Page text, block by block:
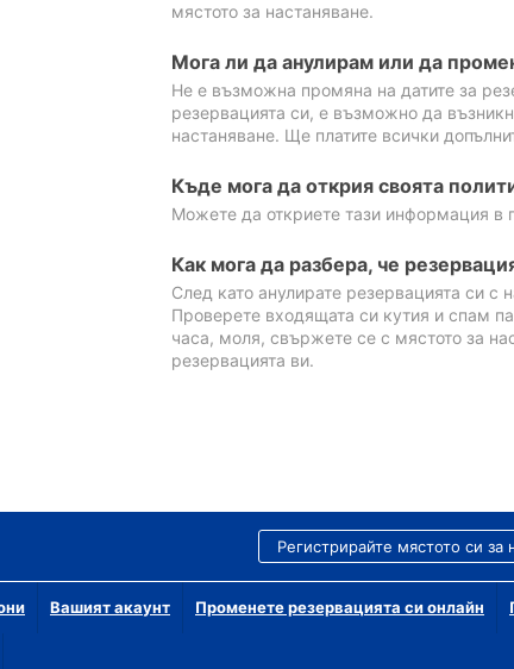
мястото за настаняване.
Мога ли да анулирам или да
Не е възможна промяна на датите за
резервацията си, е възможно да
настаняване. Ще платите всички
Къде мога да открия своята
Можете да откриете тази информация в
Как мога да разбера, че
След като анулирате резервацията си
Проверете входящата си кутия и спам
часа, моля, свържете се с мястото за
резервацията ви.
Регистрирайте мястото си за
Вашият акаунт Променете резервацията си онлайн